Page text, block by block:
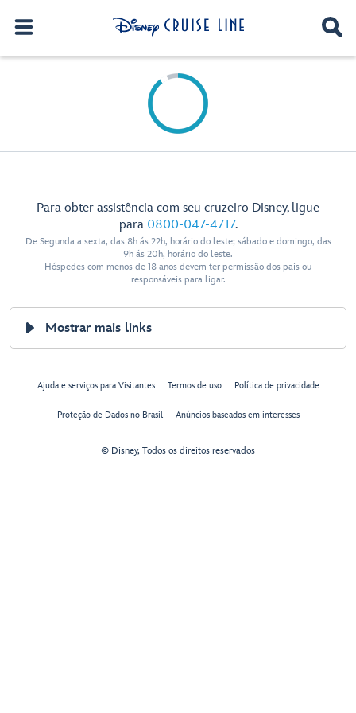
Para obter assistência com seu cruzeiro Disney, ligue
para 0800-047-4717.
De Segunda a sexta, das 8h ás 22h, horário do leste; sábado e domingo, das
9h ás 20h, horário do leste.
Hóspedes com menos de 18 anos devem ter permissão dos pais ou
responsáveis para ligar.
Mostrar mais links
Ajuda e serviços para Visitantes Termos de uso Política de privacidade
Proteção de Dados no Brasil Anúncios baseados em interesses
© Disney, Todos os direitos reservados